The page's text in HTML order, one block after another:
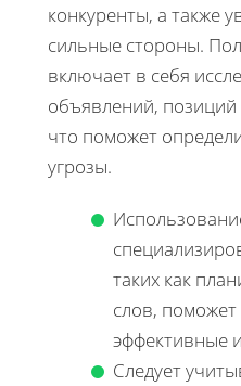
конкуренты, а также
сильные стороны.
включает в себя
объявлений, позиций
что поможет
угрозы.
таких как
слов,
эффективные
Следует